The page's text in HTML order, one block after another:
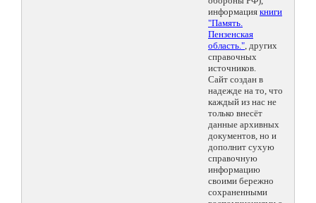
информация книги
"Память.
Пензенская
область.", других
справочных
источников.
Сайт создан в
надежде на то, что
каждый из нас не
только внесёт
данные архивных
документов, но и
дополнит сухую
справочную
информацию
своими бережно
сохраненными